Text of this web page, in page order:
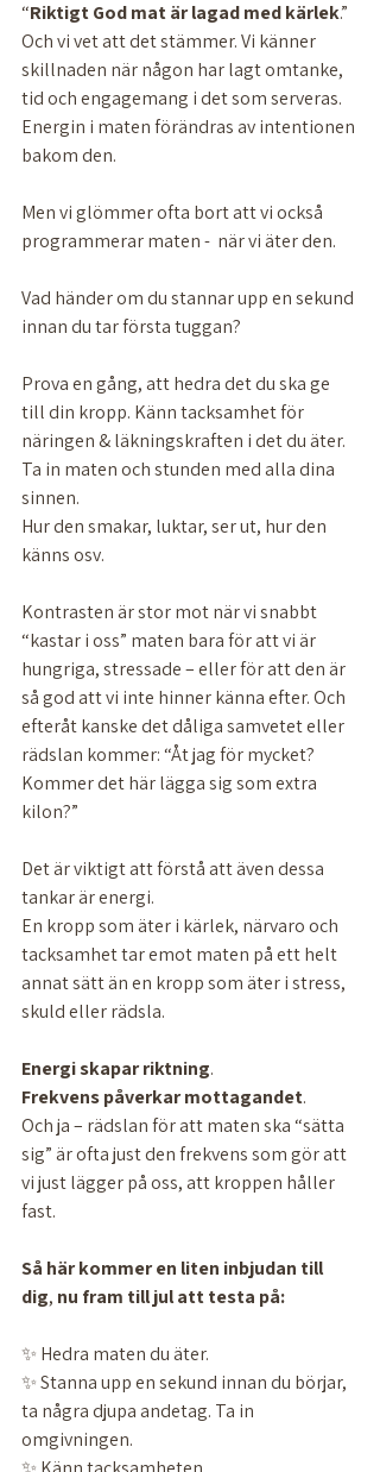
“RiktigtGodmatärlagadmedkärlek.”
Och vi vet att det stämmer. Vi känner
skillnaden när någon har lagt omtanke,
tid och engagemang i det som serveras.
Energin i maten förändras av intentionen
bakom den.
Men vi glömmer ofta bort att vi också
programmerar maten -  när vi äter den.
Vad händer om du stannar upp en sekund
innan du tar första tuggan?
Prova en gång, att hedra det du ska ge
till din kropp. Känn tacksamhet för
näringen & läkningskraften i det du äter.
Ta in maten och stunden med alla dina
sinnen.
Hur den smakar, luktar, ser ut, hur den
känns osv.
Kontrasten är stor mot när vi snabbt
“kastar i oss” maten bara för att vi är
hungriga, stressade – eller för att den är
så god att vi inte hinner känna efter. Och
efteråt kanske det dåliga samvetet eller
rädslan kommer: “Åt jag för mycket?
Kommer det här lägga sig som extra
kilon?”
Det är viktigt att förstå att även dessa
tankar är energi.
En kropp som äter i kärlek, närvaro och
tacksamhet tar emot maten på ett helt
annat sätt än en kropp som äter i stress,
skuld eller rädsla.
Energiskaparriktning.
Frekvenspåverkarmottagandet.
Och ja – rädslan för att maten ska “sätta
sig” är ofta just den frekvens som gör att
vi just lägger på oss, att kroppen håller
fast.
Så härkommeren liten inbjudan till
dig, nu fram tilljulatt testa på:
✨ Hedra maten du äter.
✨ Stanna upp en sekund innan du börjar,
ta några djupa andetag. Ta in
omgivningen.